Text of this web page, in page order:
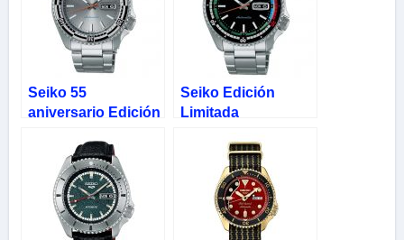
Seiko 55
aniversario Edición
Diver SRPK09
Seiko Edición
Limitada
Regatta Timer
SRPK13K1